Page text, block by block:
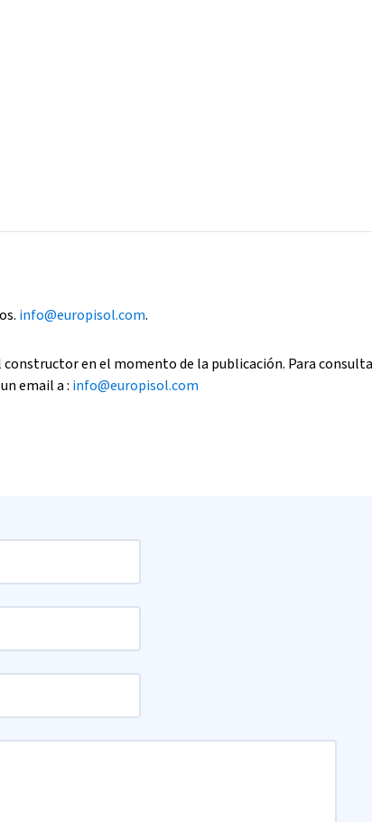
info@europisol.com.
en el momento de la publicación. Para
email a : info@europisol.com